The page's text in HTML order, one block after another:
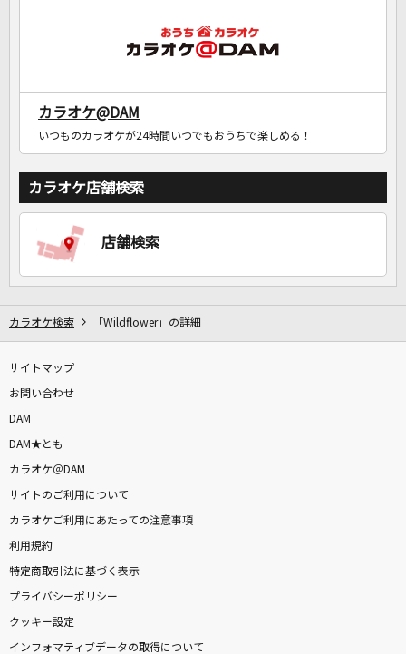
カラオケ@DAM
いつものカラオケが24時間いつでもおうちで楽しめる！
カラオケ店舗検索
店舗検索
カラオケ検索 「Wildflower」の詳細
サイトマップ
お問い合わせ
DAM
DAM★とも
カラオケ＠DAM
サイトのご利用について
カラオケご利用にあたっての注意事項
利用規約
特定商取引法に基づく表示
プライバシーポリシー
クッキー設定
インフォマティブデータの取得について